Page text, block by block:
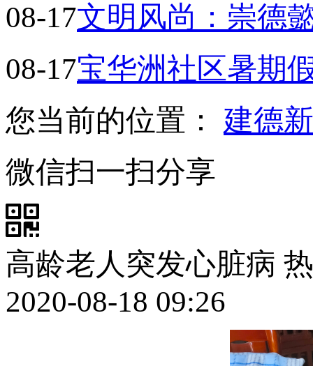
08-17文明风尚：崇德
08-17宝华洲社区暑期
您当前的位置： 建德
微信扫一扫分享
高龄老人突发心脏病
2020-08-18 09:26